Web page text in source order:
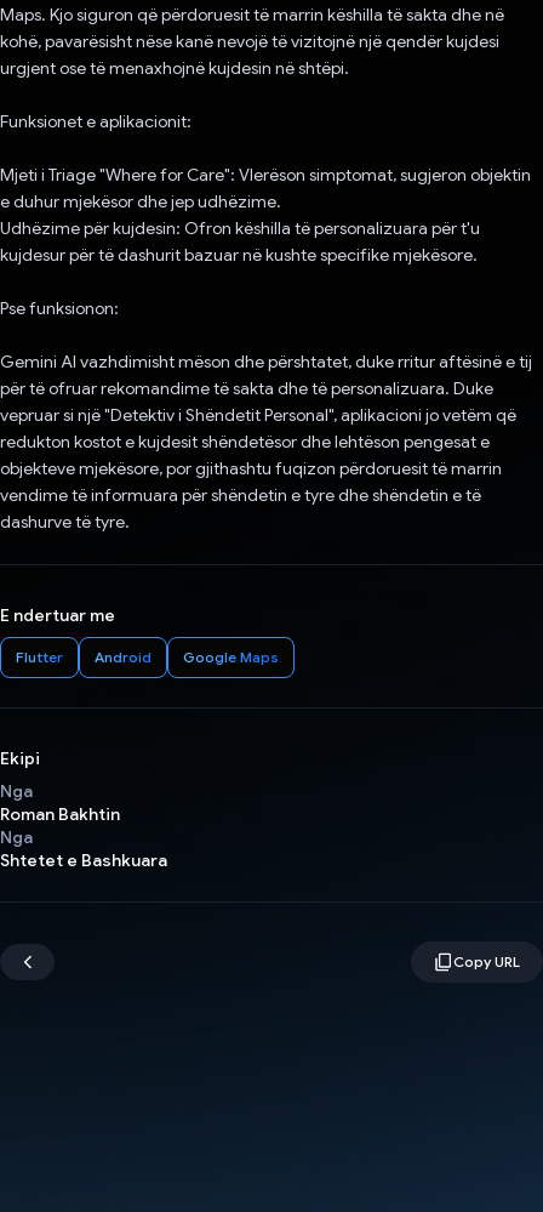
Maps. Kjo siguron që përdoruesit të marrin këshilla të sakta dhe në
kohë, pavarësisht nëse kanë nevojë të vizitojnë një qendër kujdesi
urgjent ose të menaxhojnë kujdesin në shtëpi.
Funksionet e aplikacionit:
Mjeti i Triage "Where for Care": Vlerëson simptomat, sugjeron objektin
e duhur mjekësor dhe jep udhëzime.
Udhëzime për kujdesin: Ofron këshilla të personalizuara për t'u
kujdesur për të dashurit bazuar në kushte specifike mjekësore.
Pse funksionon:
Gemini AI vazhdimisht mëson dhe përshtatet, duke rritur aftësinë e tij
për të ofruar rekomandime të sakta dhe të personalizuara. Duke
vepruar si një "Detektiv i Shëndetit Personal", aplikacioni jo vetëm që
redukton kostot e kujdesit shëndetësor dhe lehtëson pengesat e
objekteve mjekësore, por gjithashtu fuqizon përdoruesit të marrin
vendime të informuara për shëndetin e tyre dhe shëndetin e të
dashurve të tyre.
E ndertuar me
Flutter Android Google Maps
Ekipi
Nga
Roman Bakhtin
Nga
Shtetet e Bashkuara